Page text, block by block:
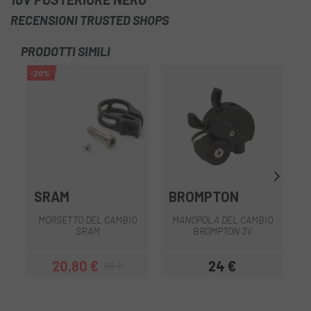
- Tecnologia X-Actuation.
- Compatibilità: Cambi Sram Exact Actuation, Deragliatori
- Velocità: 10.
RECENSIONI TRUSTED SHOPS
PRODOTTI SIMILI
-20%
SRAM
MORSETTO DEL CAMBIO
SRAM
Prezzo
20,80 €Prezzo base
BROMPTON
MANOPOLA DEL CAMBIO
BROMPTON 3V
Prezzo
24 €